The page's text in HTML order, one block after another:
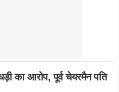
का आरोप, पूर्व चेयरमैन पति